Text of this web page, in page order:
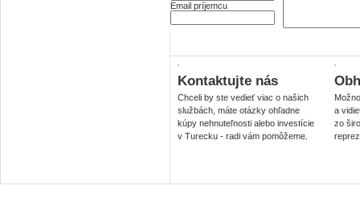
Email príjemcu
Kontaktujte nás
Chceli by ste vedieť viac o našich
službách, máte otázky ohľadne
kúpy nehnuteľnosti alebo investície
v Turecku - radi vám pomôžeme.
a
zo